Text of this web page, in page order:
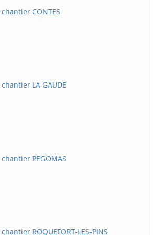
CONTES
LA GAUDE
PEGOMAS
ROQUEFORT-LES-PINS